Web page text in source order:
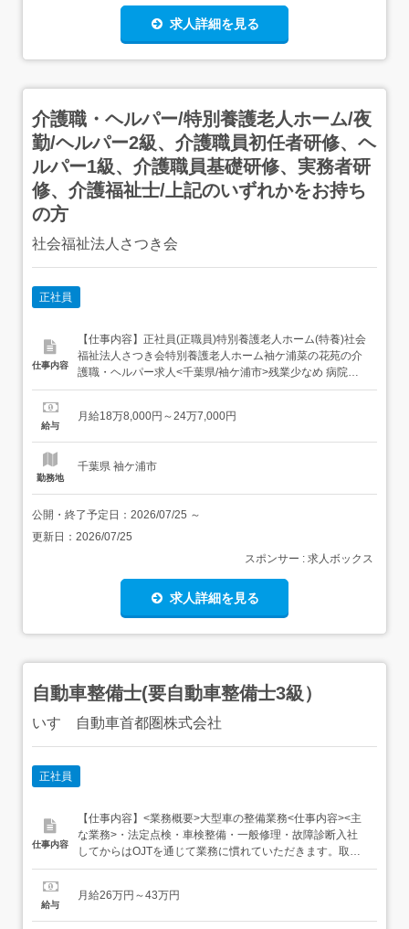
求人詳細を見る
介護職・ヘルパー/特別養護老人ホーム/夜
勤/ヘルパー2級、介護職員初任者研修、ヘ
ルパー1級、介護職員基礎研修、実務者研
修、介護福祉士/上記のいずれかをお持ち
の方
社会福祉法人さつき会
正社員
仕事内容
【仕事内容】正社員(正職員)特別養護老人ホーム(特養)社会
福祉法人さつき会特別養護老人ホーム袖ケ浦菜の花苑の介
護職・ヘルパー求人<千葉県/袖ケ浦市>残業少なめ 病院が
母体の特別養護老人ホームにて介護職募集!車通勤可 未経験
休・介護休暇取得実績あり 残業少なめ 社会保険完備 交通
給与
月給18万8,000円～24万7,000円
勤務地
千葉県 袖ケ浦市
公開・終了予定日： 2026/07/25 ～
更新日： 2026/07/25
スポンサー : 求人ボックス
求人詳細を見る
自動車整備士(要自動車整備士3級）
いすゞ自動車首都圏株式会社
正社員
仕事内容
【仕事内容】<業務概要>大型車の整備業務<仕事内容><主
な業務>・法定点検・車検整備・一般修理・故障診断入社
してからはOJTを通じて業務に慣れていただきます。取扱
う車種は、事業用として使われる車両がほとんど!多くの車
ます。また、業務に慣れると同時に、職場の仲間たちと、
給与
月給26万円～43万円